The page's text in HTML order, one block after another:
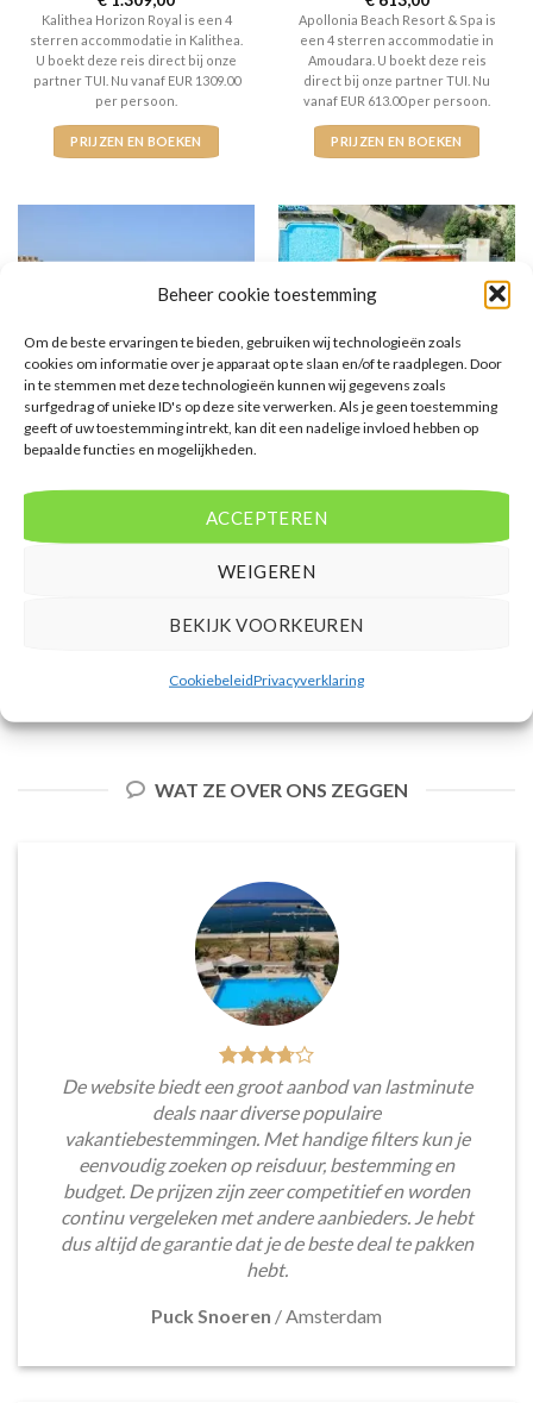
Beheer cookie toestemming
Om de beste ervaringen te bieden, gebruiken wij technologieën zoals
cookies om informatie over je apparaat op te slaan en/of te raadplegen. Door
in te stemmen met deze technologieën kunnen wij gegevens zoals
surfgedrag of unieke ID's op deze site verwerken. Als je geen toestemming
geeft of uw toestemming intrekt, kan dit een nadelige invloed hebben op
bepaalde functies en mogelijkheden.
ACCEPTEREN
WEIGEREN
BEKIJK VOORKEUREN
CookiebeleidPrivacyverklaring
4uit 5
Kalithea Horizon Royal is een 4
sterren accommodatie in Kalithea.
U boekt deze reis direct bij onze
partner TUI. Nu vanaf EUR 1309.00
per persoon.
PRIJZEN EN BOEKEN
4 uit 5
Apollonia Beach Resort & Spa is
een 4 sterren accommodatie in
Amoudara. U boekt deze reis
direct bij onze partner TUI. Nu
vanaf EUR 613.00 per persoon.
PRIJZEN EN BOEKEN
EGYPTE
Brayka Bay Resort
Gewaardeerd
€511,00
sterren accommodatie in Marsa
Alam. U boekt deze reis direct bij
onze partner TUI. Nu vanaf EUR
PRIJZEN EN BOEKEN
GRIEKENLAND
SPLASHWORLD Aqua Bay
Gewaardeerd
€737,00
sterren accommodatie in Tsilivi. U
boekt deze reis direct bij onze
partner TUI. Nu vanaf EUR 737.00
PRIJZEN EN BOEKEN
WAT ZE OVER ONS ZEGGEN
De website biedt een groot aanbod van lastminute
deals naar diverse populaire
vakantiebestemmingen. Met handige filters kun je
eenvoudig zoeken op reisduur, bestemming en
budget. De prijzen zijn zeer competitief en worden
continu vergeleken met andere aanbieders. Je hebt
dus altijd de garantie dat je de beste deal te pakken
hebt.
Puck Snoeren /Amsterdam